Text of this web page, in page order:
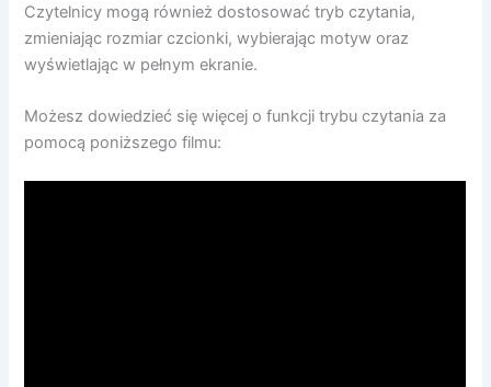
Czytelnicy mogą również dostosować tryb czytania,
zmieniając rozmiar czcionki, wybierając motyw oraz
wyświetlając w pełnym ekranie.
Możesz dowiedzieć się więcej o funkcji trybu czytania za
pomocą poniższego filmu: